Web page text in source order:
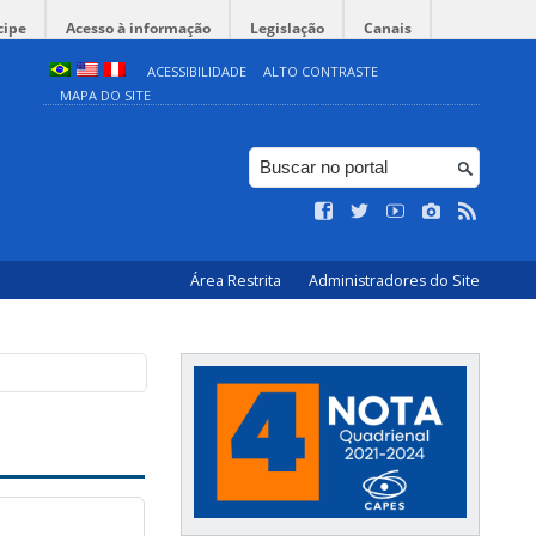
Acesso à informação Legislação Canais
ACESSIBILIDADE
ALTO CONTRASTE
MAPA DO SITE
Área Restrita Administradores do Site